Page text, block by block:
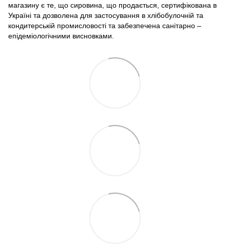
магазину є те, що сировина, що продається, сертифікована в
Україні та дозволена для застосування в хлібобулочній та
кондитерській промисловості та забезпечена санітарно –
епідеміологічними висновками.